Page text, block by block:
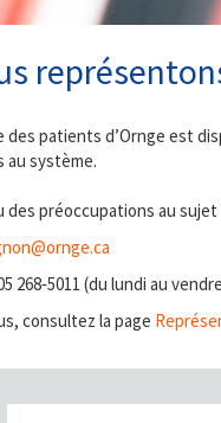
patients d’Ornge est
au système.
des préoccupations au
268‑5011 (du lundi au
consultez la page